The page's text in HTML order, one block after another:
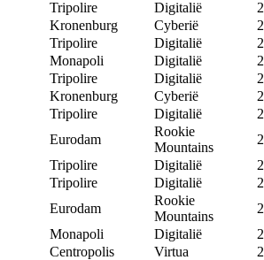
Tripolire Digitalië
Kronenburg Cyberië
Tripolire Digitalië
Monapoli Digitalië
Tripolire Digitalië
Kronenburg Cyberië
Tripolire Digitalië
Eurodam
Rookie
Mountains
Tripolire Digitalië
Tripolire Digitalië
Eurodam
Rookie
Mountains
Monapoli Digitalië
Centropolis Virtua